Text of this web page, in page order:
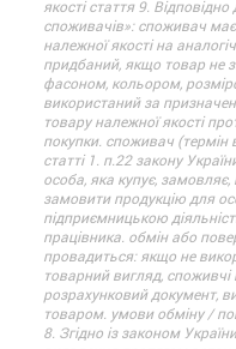
якості стаття 9.
споживачів»: споживач
належної якості на
придбаний, якщо товар не
фасоном, кольором,
використаний за
товару належної якості
покупки. споживач (термін
статті 1. п.22 закону
особа, яка купує,
замовити продукцію для
підприємницькою
працівника. обмін або
провадиться: якщо не
товарний вигляд, споживчі
розрахунковий документ,
товаром. умови обміну /
8. Згідно із законом